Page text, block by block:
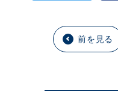
前を見る